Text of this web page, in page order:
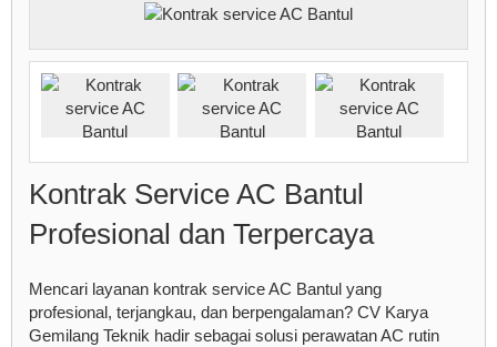
Kontrak Service AC Bantul
Profesional dan Terpercaya
Mencari layanan kontrak service AC Bantul yang
profesional, terjangkau, dan berpengalaman? CV Karya
Gemilang Teknik hadir sebagai solusi perawatan AC rutin